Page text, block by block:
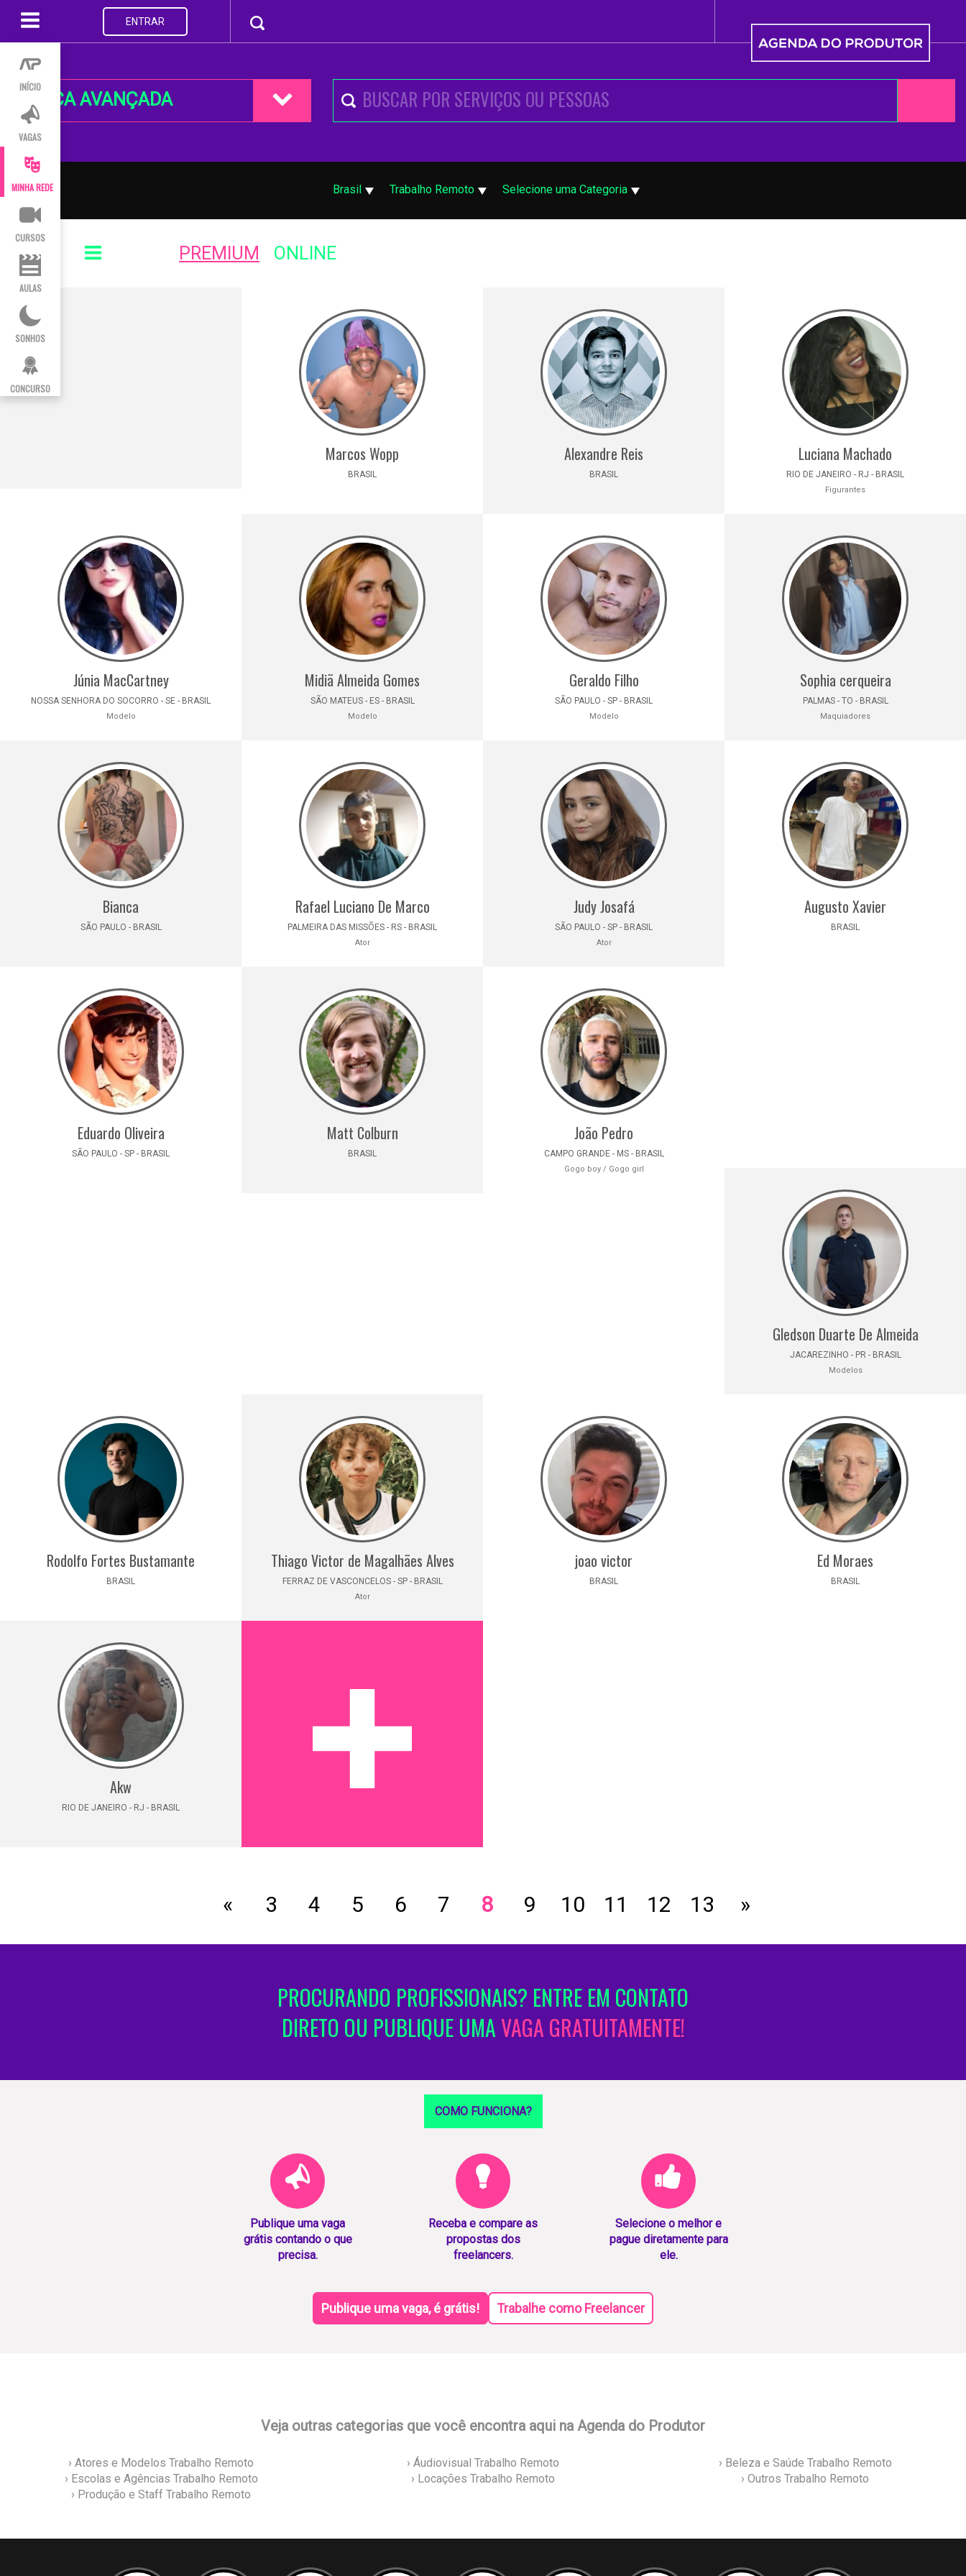
INÍCIO
VAGAS
MINHA REDE
CURSOS
AULAS
SONHOS
CONCURSO
ENTRAR
BUSCA AVANÇADA
Brasil Trabalho Remoto Selecione uma Categoria
PREMIUM ONLINE
Marcos Wopp
BRASIL
Alexandre Reis
BRASIL
Luciana Machado
RIO DE JANEIRO - RJ - BRASIL
Figurantes
Júnia MacCartney
NOSSA SENHORA DO SOCORRO - SE - BRASIL
Modelo
Midiã Almeida Gomes
SÃO MATEUS - ES - BRASIL
Modelo
Geraldo Filho
SÃO PAULO - SP - BRASIL
Modelo
Sophia cerqueira
PALMAS - TO - BRASIL
Maquiadores
Bianca
SÃO PAULO - BRASIL
Rafael Luciano De Marco
PALMEIRA DAS MISSÕES - RS - BRASIL
Ator
Judy Josafá
SÃO PAULO - SP - BRASIL
Ator
Augusto Xavier
BRASIL
Eduardo Oliveira
SÃO PAULO - SP - BRASIL
Matt Colburn
BRASIL
João Pedro
CAMPO GRANDE - MS - BRASIL
Gogo boy / Gogo girl
Gledson Duarte De Almeida
JACAREZINHO - PR - BRASIL
Modelos
Rodolfo Fortes Bustamante
BRASIL
Thiago Victor de Magalhães Alves
FERRAZ DE VASCONCELOS - SP - BRASIL
Ator
joao victor
BRASIL
Ed Moraes
BRASIL
Akw
RIO DE JANEIRO - RJ - BRASIL
« 3 4 5 6 7 8 9 10 11 12 13 »
PROCURANDO PROFISSIONAIS? ENTRE EM CONTATO
DIRETO OU PUBLIQUE UMAVAGA GRATUITAMENTE!
COMO FUNCIONA?
Publique uma vaga
grátis contando o que
precisa.
Receba e compare as
propostas dos
freelancers.
Selecione o melhor e
pague diretamente para
ele.
Publique uma vaga, é grátis! Trabalhe como Freelancer
Veja outras categorias que você encontra aqui na Agenda do Produtor
› Atores e Modelos Trabalho Remoto › Áudiovisual Trabalho Remoto
› Beleza e Saúde Trabalho Remoto
› Escolas e Agências Trabalho Remoto
› Locações Trabalho Remoto
› Outros Trabalho Remoto
› Produção e Staff Trabalho Remoto